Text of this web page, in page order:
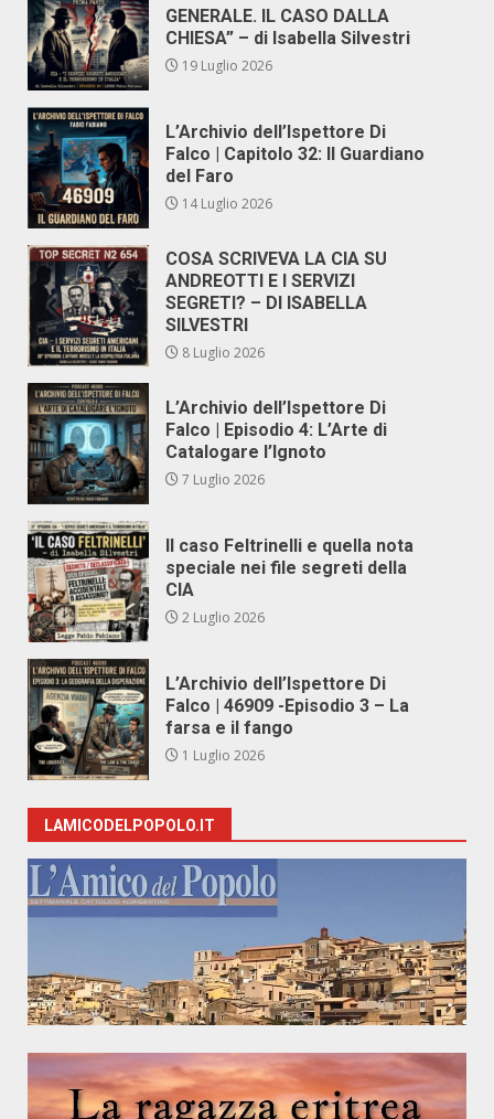
GENERALE. IL CASO DALLA
CHIESA” – di Isabella Silvestri
19 Luglio 2026
L’Archivio dell’Ispettore Di
Falco | Capitolo 32: Il Guardiano
del Faro
14 Luglio 2026
COSA SCRIVEVA LA CIA SU
ANDREOTTI E I SERVIZI
SEGRETI? – DI ISABELLA
SILVESTRI
8 Luglio 2026
L’Archivio dell’Ispettore Di
Falco | Episodio 4: L’Arte di
Catalogare l’Ignoto
7 Luglio 2026
Il caso Feltrinelli e quella nota
speciale nei file segreti della
CIA
2 Luglio 2026
L’Archivio dell’Ispettore Di
Falco | 46909 -Episodio 3 – La
farsa e il fango
1 Luglio 2026
LAMICODELPOPOLO.IT